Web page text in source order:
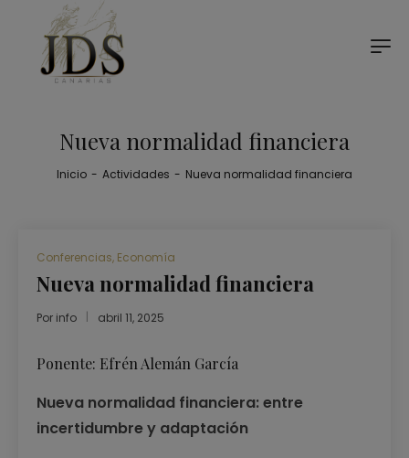
Nueva normalidad financiera
Inicio - Actividades - Nueva normalidad financiera
Conferencias, Economía
Nueva normalidad financiera
Por info abril 11, 2025
Ponente: Efrén Alemán García
Nueva normalidad financiera: entre
incertidumbre y adaptación